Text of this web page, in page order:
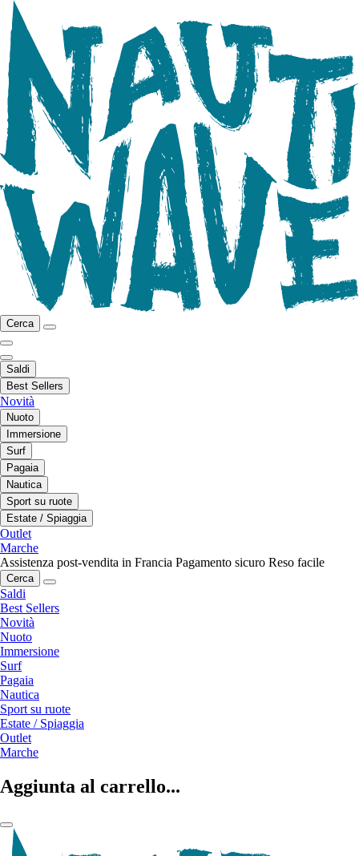
Cerca
Saldi
Best Sellers
Novità
Nuoto
Immersione
Surf
Pagaia
Nautica
Sport su ruote
Estate / Spiaggia
Outlet
Marche
Assistenza post-vendita in Francia Pagamento sicuro Reso facile
Cerca
Saldi
Best Sellers
Novità
Nuoto
Immersione
Surf
Pagaia
Nautica
Sport su ruote
Estate / Spiaggia
Outlet
Marche
Aggiunta al carrello...